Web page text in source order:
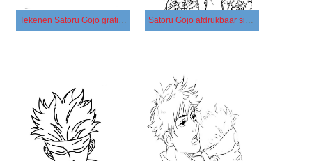
Tekenen Satoru Gojo gratis afdrukbaar simpel Satoru Gojo afdrukbaar simpel